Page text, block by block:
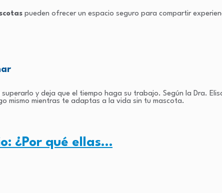
pueden ofrecer un espacio seguro para compartir
y deja que el tiempo haga su trabajo. Según la Dra.
mismo mientras te adaptas a la vida sin tu mascota​.
¿Por qué ellas…